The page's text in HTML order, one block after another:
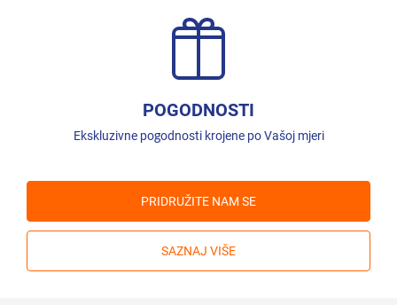
POGODNOSTI
Ekskluzivne pogodnosti krojene po Vašoj mjeri
PRIDRUŽITE NAM SE
SAZNAJ VIŠE